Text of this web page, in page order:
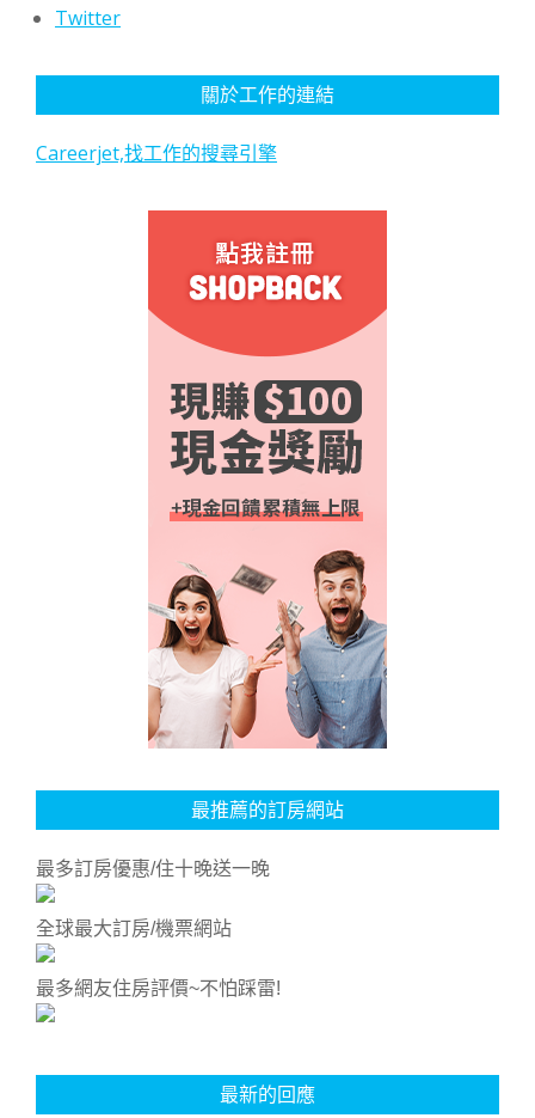
Twitter
關於工作的連結
Careerjet,找工作的搜尋引擎
最推薦的訂房網站
最多訂房優惠/住十晚送一晚
全球最大訂房/機票網站
最多網友住房評價~不怕踩雷!
最新的回應